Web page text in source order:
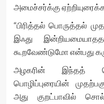
அமைச்சர்க்கு
“பிரித்தல் பொருத்தல்
இஃது
கூறவேண்டுமோ என்பது
அழகரின் இந்தத்
பொழிப்புரையின்
அது குறட்பாவில்